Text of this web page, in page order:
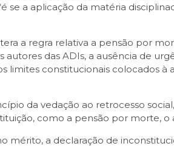
se a aplicação da matéria
a regra relativa a pensão por
das ADIs, a ausência de
constitucionais colocados à
da vedação ao retrocesso
como a pensão por morte,
mérito, a declaração de